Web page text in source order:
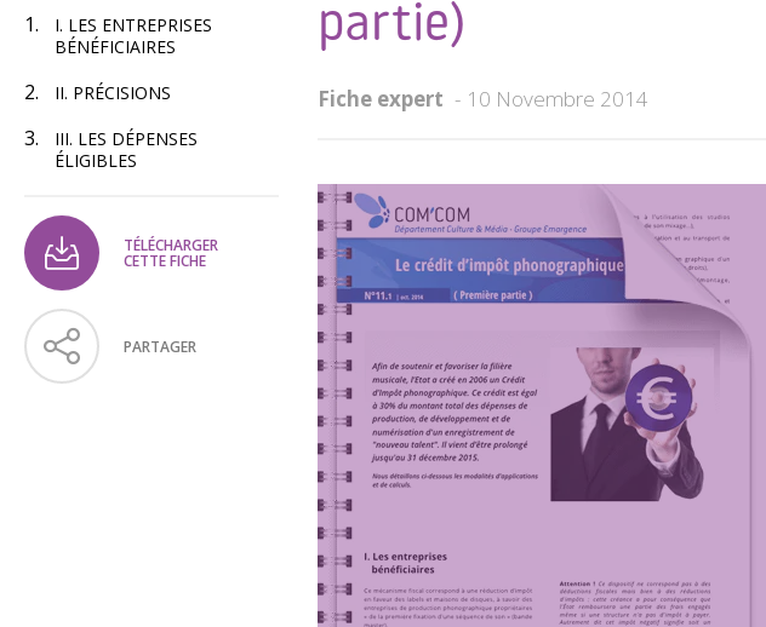
partie)
Fiche expert 10 Novembre 2014
I. LES ENTREPRISES
BÉNÉFICIAIRES
II. PRÉCISIONS
III. LES DÉPENSES
ÉLIGIBLES
TÉLÉCHARGER
CETTE FICHE
PARTAGER